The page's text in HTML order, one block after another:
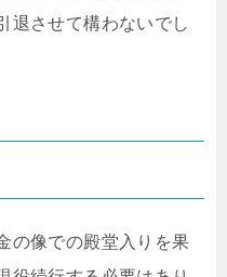
退させて構わないでし
の像での殿堂入りを果